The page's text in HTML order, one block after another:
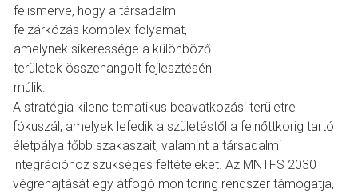
felismerve, hogy a társadalmi
felzárkózás komplex folyamat,
amelynek sikeressége a különböző
területek összehangolt fejlesztésén
múlik.
A stratégia kilenc tematikus beavatkozási területre
fókuszál, amelyek lefedik a születéstől a felnőttkorig tartó
életpálya főbb szakaszait, valamint a társadalmi
integrációhoz szükséges feltételeket. Az MNTFS 2030
végrehajtását egy átfogó monitoring rendszer támogatja,